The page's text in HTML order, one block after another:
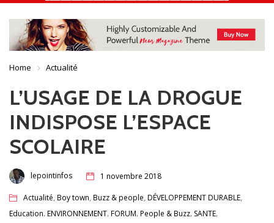
Home Actualité
L’USAGE DE LA DROGUE
INDISPOSE L’ESPACE
SCOLAIRE
lepointinfos 1 novembre 2018
Actualité,Boy town,Buzz & people,DÉVELOPPEMENT DURABLE,
Education,ENVIRONNEMENT,FORUM,People & Buzz, SANTE,